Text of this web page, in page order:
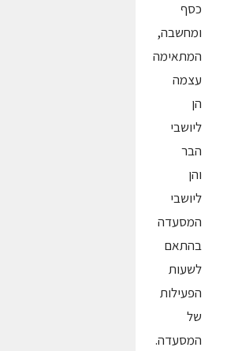
כסף
ומחשבה,
המתאימה
עצמה
הן
ליושבי
הבר
והן
ליושבי
המסעדה
בהתאם
לשעות
הפעילות
של
המסעדה.